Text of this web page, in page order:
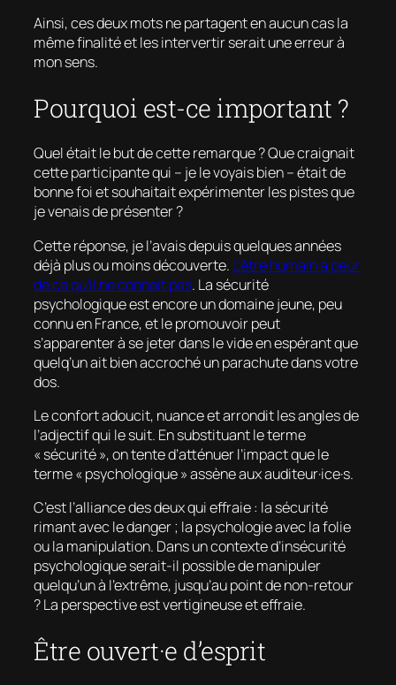
Ainsi, ces deux mots ne partagent en aucun cas la
même finalité et les intervertir serait une erreur à
mon sens.
Pourquoi est-ce important ?
Quel était le but de cette remarque ? Que craignait
cette participante qui – je le voyais bien – était de
bonne foi et souhaitait expérimenter les pistes que
je venais de présenter ?
Cette réponse, je l’avais depuis quelques années
déjà plus ou moins découverte. L’être humain a peur
de ce qu’il ne connait pas. La sécurité
psychologique est encore un domaine jeune, peu
connu en France, et le promouvoir peut
s’apparenter à se jeter dans le vide en espérant que
quelq’un ait bien accroché un parachute dans votre
dos.
Le confort adoucit, nuance et arrondit les angles de
l’adjectif qui le suit. En substituant le terme
« sécurité », on tente d’atténuer l’impact que le
terme « psychologique » assène aux auditeur·ice·s.
C’est l’alliance des deux qui effraie : la sécurité
rimant avec le danger ; la psychologie avec la folie
ou la manipulation. Dans un contexte d’insécurité
psychologique serait-il possible de manipuler
quelqu’un à l’extrême, jusqu’au point de non-retour
? La perspective est vertigineuse et effraie.
Être ouvert·e d’esprit